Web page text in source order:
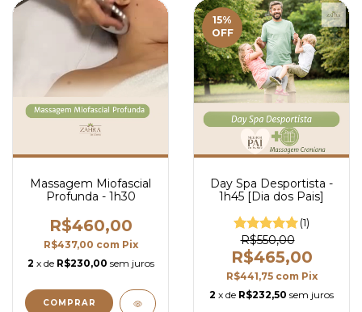
Massagem Miofascial
Profunda - 1h30
R$460,00
R$437,00 com Pix
2 x de R$230,00 sem juros
15%
OFF
Day Spa Desportista -
1h45 [Dia dos Pais]
(1)
R$550,00
R$465,00
R$441,75 com Pix
2 x de R$232,50 sem juros